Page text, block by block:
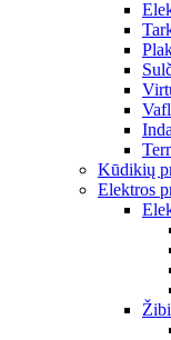
Kūdikių
Elektros